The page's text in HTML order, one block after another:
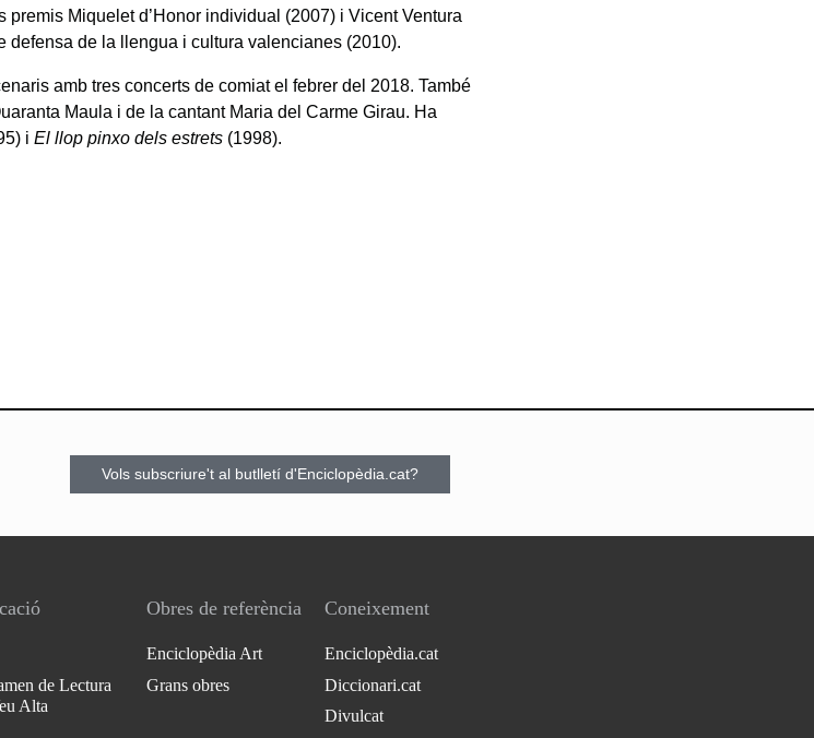
premis Miquelet d’Honor individual (2007) i Vicent Ventura
defensa de la llengua i cultura valencianes (2010).
amb tres concerts de comiat el febrer del 2018. També
Maula i de la cantant Maria del Carme Girau. Ha
iEl llop pinxo dels estrets (1998).
Vols subscriure't al butlletí d'Enciclopèdia.cat?
de Lectura
Alta
Obres de referència
Enciclopèdia Art
Grans obres
Coneixement
Enciclopèdia.cat
Diccionari.cat
Divulcat